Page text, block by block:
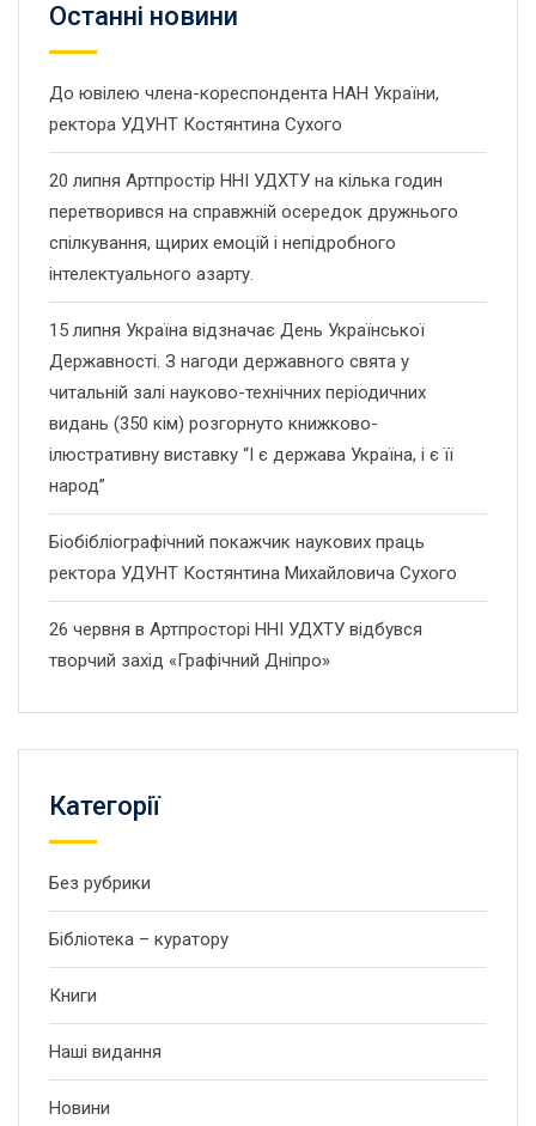
Останнi новини
До ювілею члена-кореспондента НАН України,
ректора УДУНТ Костянтина Сухого
20 липня Артпростір ННІ УДХТУ на кілька годин
перетворився на справжній осередок дружнього
спілкування, щирих емоцій і непідробного
інтелектуального азарту.
15 липня Україна відзначає День Української
Державності. З нагоди державного свята у
читальній залі науково-технічних періодичних
видань (350 кім) розгорнуто книжково-
ілюстративну виставку “І є держава Україна, і є її
народ”
Біобібліографічний покажчик наукових праць
ректора УДУНТ Костянтина Михайловича Сухого
26 червня в Артпросторі ННІ УДХТУ відбувся
творчий захід «Графічний Дніпро»
Категорії
Без рубрики
Бібліотека – куратору
Книги
Наші видання
Новини